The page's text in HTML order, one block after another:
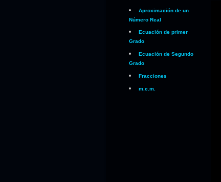
Aproximación de un
Número Real
Ecuación de primer
Grado
Ecuación de Segundo
Grado
Fracciones
m.c.m.